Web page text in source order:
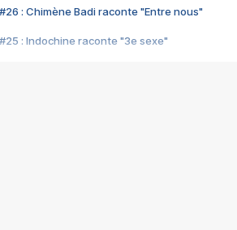
#26 : Chimène Badi raconte "Entre nous"
#25 : Indochine raconte "3e sexe"